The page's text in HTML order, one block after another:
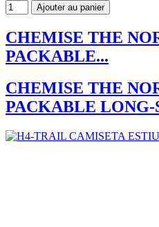
Ajouter au panier
CHEMISE THE
PACKABLE...
CHEMISE THE
PACKABLE